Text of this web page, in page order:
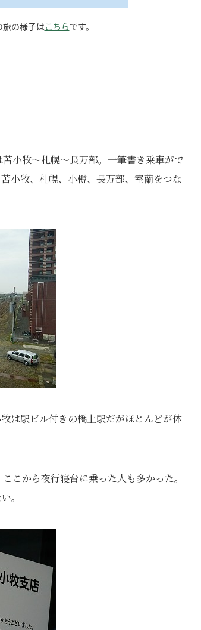
の様子はこちらです。
小牧～札幌～長万部。一筆書き乗車がで
小牧、札幌、小樽、長万部、室蘭をつな
は駅ビル付きの橋上駅だがほとんどが休
こから夜行寝台に乗った人も多かった。
。